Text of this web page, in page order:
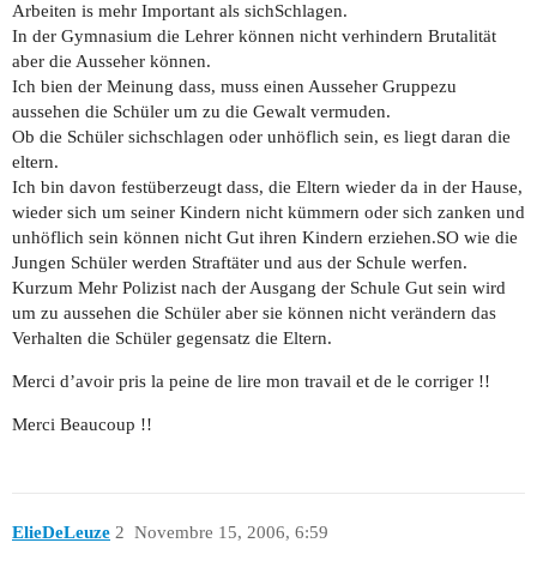
Arbeiten is mehr Important als sichSchlagen.
In der Gymnasium die Lehrer können nicht verhindern Brutalität
aber die Ausseher können.
Ich bien der Meinung dass, muss einen Ausseher Gruppezu
aussehen die Schüler um zu die Gewalt vermuden.
Ob die Schüler sichschlagen oder unhöflich sein, es liegt daran die
eltern.
Ich bin davon festüberzeugt dass, die Eltern wieder da in der Hause,
wieder sich um seiner Kindern nicht kümmern oder sich zanken und
unhöflich sein können nicht Gut ihren Kindern erziehen.SO wie die
Jungen Schüler werden Straftäter und aus der Schule werfen.
Kurzum Mehr Polizist nach der Ausgang der Schule Gut sein wird
um zu aussehen die Schüler aber sie können nicht verändern das
Verhalten die Schüler gegensatz die Eltern.
Merci d’avoir pris la peine de lire mon travail et de le corriger !!
Merci Beaucoup !!
ElieDeLeuze Novembre 15, 2006, 6:59
2